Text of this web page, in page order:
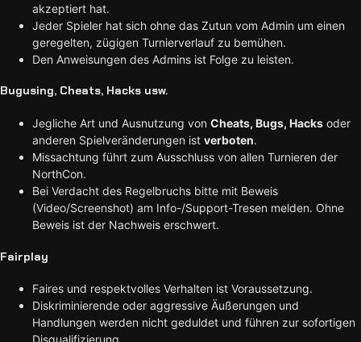
akzeptiert hat.
Jeder Spieler hat sich ohne das Zutun vom Admin um einen
geregelten, zügigen Turnierverlauf zu bemühen.
Den Anweisungen des Admins ist Folge zu leisten.
Bugusing, Cheats, Hacks usw.
Jegliche Art und Ausnutzung von Cheats, Bugs, Hacks oder
anderen Spielveränderungen ist verboten.
Missachtung führt zum Ausschluss von allen Turnieren der
NorthCon.
Bei Verdacht des Regelbruchs bitte mit Beweis
(Video/Screenshot) am Info-/Support-Tresen melden. Ohne
Beweis ist der Nachweis erschwert.
Fairplay
Faires und respektvolles Verhalten ist Voraussetzung.
Diskriminierende oder aggressive Äußerungen und
Handlungen werden nicht geduldet und führen zur sofortigen